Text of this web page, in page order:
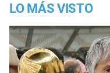
LO MÁS VISTO